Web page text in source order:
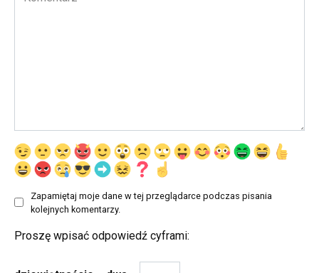
Zapamiętaj moje dane w tej przeglądarce podczas pisania
kolejnych komentarzy.
Proszę wpisać odpowiedź cyframi: